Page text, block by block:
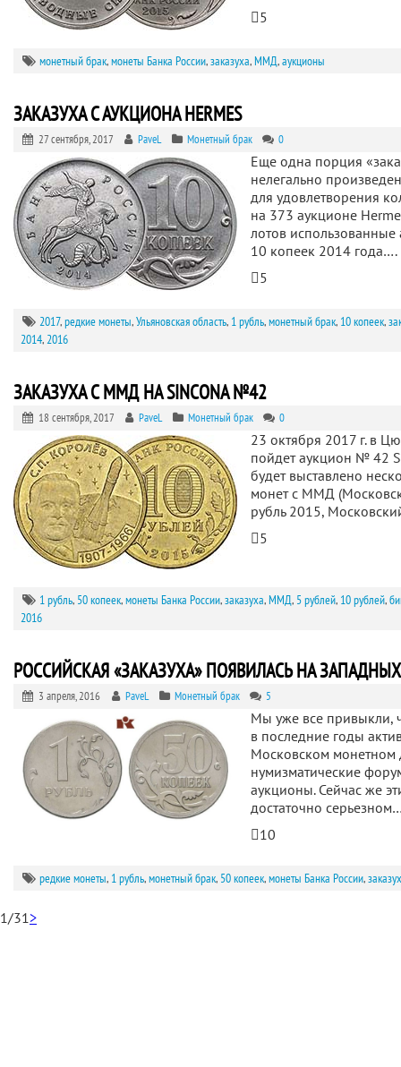
5
монетный брак,монеты Банка России,заказуха,ММД,аукционы
ЗАКАЗУХА С АУКЦИОНА HERMES
27 сентября, 2017 PaveL Монетный брак 0
Еще одна порция
нелегально
для удовлетворения
на 373 аукционе
лотов
10 копеек 2014 года….
5
2017,редкие монеты,Ульяновская область, 1 рубль,монетный брак, 10 копеек,
2014,2016
ЗАКАЗУХА С ММД НА SINCONA №42
18 сентября, 2017 PaveL Монетный брак 0
23 октября 2017 г. в
пойдет аукцион № 42
будет выставлено
монет с ММД
рубль 2015,
5
1 рубль, 50 копеек,монеты Банка России,заказуха,ММД, 5 рублей, 10 рублей,
2016
РОССИЙСКАЯ «ЗАКАЗУХА» ПОЯВИЛАСЬ НА
3 апреля, 2016 PaveL Монетный брак 5
Мы уже все привыкли,
в последние годы
Московском монетном
нумизматические
аукционы. Сейчас же
достаточно
10
редкие монеты, 1 рубль,монетный брак, 50 копеек,монеты Банка России,
1/31>